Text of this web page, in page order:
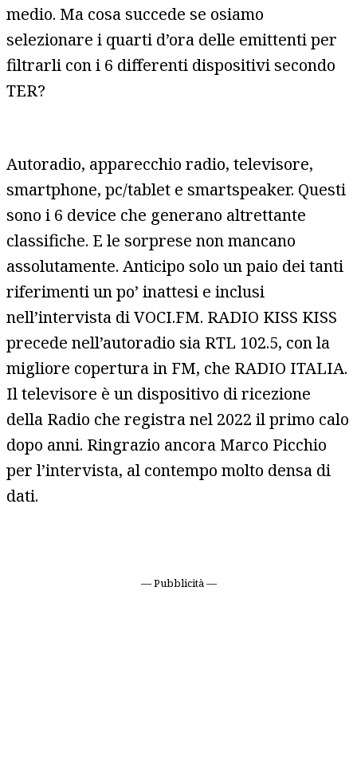
medio. Ma cosa succede se osiamo
selezionare i quarti d’ora delle emittenti per
filtrarli con i 6 differenti dispositivi secondo
TER?
Autoradio, apparecchio radio, televisore,
smartphone, pc/tablet e smartspeaker. Questi
sono i 6 device che generano altrettante
classifiche. E le sorprese non mancano
assolutamente. Anticipo solo un paio dei tanti
riferimenti un po’ inattesi e inclusi
nell’intervista di VOCI.FM. RADIO KISS KISS
precede nell’autoradio sia RTL 102.5, con la
migliore copertura in FM, che RADIO ITALIA.
Il televisore è un dispositivo di ricezione
della Radio che registra nel 2022 il primo calo
dopo anni. Ringrazio ancora Marco Picchio
per l’intervista, al contempo molto densa di
dati.
— Pubblicità —